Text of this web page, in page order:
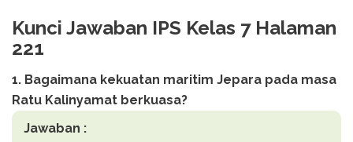
Kunci Jawaban IPS Kelas 7 Halaman
221
1. Bagaimana kekuatan maritim Jepara pada masa
Ratu Kalinyamat berkuasa?
Jawaban :